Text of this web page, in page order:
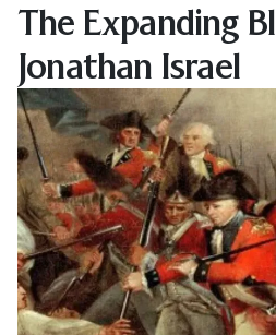
The Expanding
Jonathan Israel